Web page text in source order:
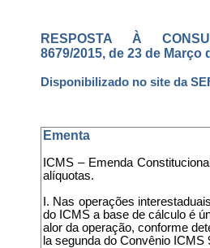
RESPOSTA À
8679/2015, de 23 de Março
Disponibilizado no site da
Ementa
ICMS – Emenda
alíquotas.
I. Nas operações
do ICMS a base de cálculo é
alor da operação, conforme
la segunda do Convênio ICMS